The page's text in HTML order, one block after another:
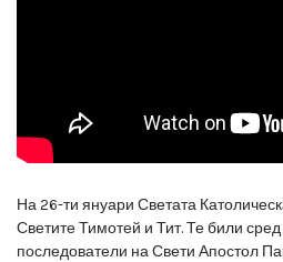
На 26-ти януари Светата
Светите Тимотей и Тит. Те били
последователи на Свети Апостол